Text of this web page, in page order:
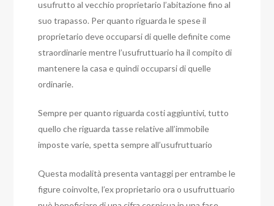
usufrutto al vecchio proprietario l’abitazione fino al
suo trapasso. Per quanto riguarda le spese il
proprietario deve occuparsi di quelle definite come
straordinarie mentre l’usufruttuario ha il compito di
mantenere la casa e quindi occuparsi di quelle
ordinarie.
Sempre per quanto riguarda costi aggiuntivi, tutto
quello che riguarda tasse relative all’immobile
imposte varie, spetta sempre all’usufruttuario
Questa modalità presenta vantaggi per entrambe le
figure coinvolte, l’ex proprietario ora o usufruttuario